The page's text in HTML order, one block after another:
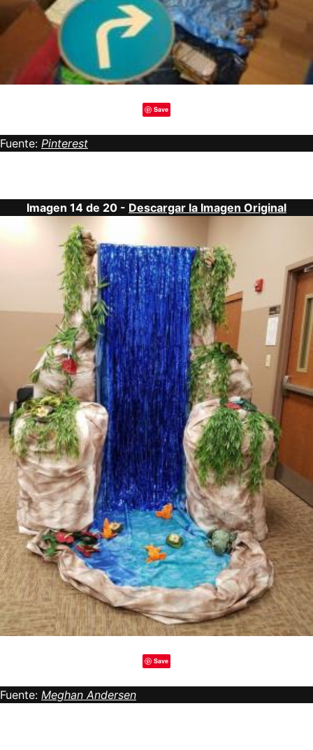
Save
Fuente: Pinterest
Imagen 14 de 20 - Descargar la Imagen Original
Save
Fuente: Meghan Andersen